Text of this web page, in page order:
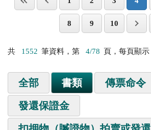
8 9 10
共 1552 筆資料，第 4/78 頁，每頁顯示
全部 書類 傳票命令
發還保證金